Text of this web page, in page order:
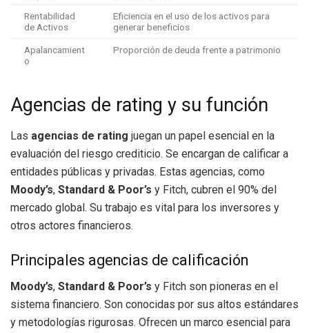
Rentabilidad
de Activos
Eficiencia en el uso de los activos para
generar beneficios
Apalancamient
o
Proporción de deuda frente a patrimonio
Agencias de rating y su función
Las agencias de rating juegan un papel esencial en la
evaluación del riesgo crediticio. Se encargan de calificar a
entidades públicas y privadas. Estas agencias, como
Moody’s, Standard & Poor’s y Fitch, cubren el 90% del
mercado global. Su trabajo es vital para los inversores y
otros actores financieros.
Principales agencias de calificación
Moody’s, Standard & Poor’s y Fitch son pioneras en el
sistema financiero. Son conocidas por sus altos estándares
y metodologías rigurosas. Ofrecen un marco esencial para